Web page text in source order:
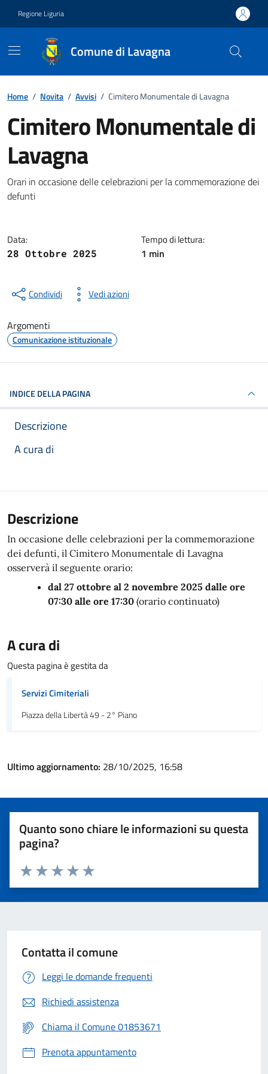
Regione Liguria
Comune di Lavagna
Home / Novita / Avvisi / Cimitero Monumentale di Lavagna
Cimitero Monumentale di
Lavagna
Notizia
Orari in occasione delle celebrazioni per la commemorazione dei
defunti
Data:
28 Ottobre 2025
Tempo di lettura:
1 min
Condividi Vedi azioni
Argomenti
Comunicazione istituzionale
INDICE DELLA PAGINA
Descrizione
A cura di
Articolo completo
Descrizione
In occasione delle celebrazioni per la commemorazione
dei defunti, il Cimitero Monumentale di Lavagna
osserverà il seguente orario:
dal 27 ottobre al 2 novembre 2025 dalle ore
07:30 alle ore 17:30 (orario continuato)
A cura di
Questa pagina è gestita da
Servizi Cimiteriali
Piazza della Libertà 49 - 2° Piano
Ultimo aggiornamento: 28/10/2025, 16:58
Quanto sono chiare le informazioni su questa
pagina?
Valuta 5 stelle su 5
Valuta 4 stelle su 5
Valuta 3 stelle su 5
Valuta 2 stelle su 5
Valuta 1 stelle su 5
Contatta il comune
Leggi le domande frequenti
Richiedi assistenza
Chiama il Comune 01853671
Prenota appuntamento